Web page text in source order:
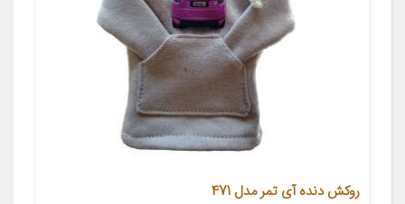
روکش دنده آی تمر مدل 471